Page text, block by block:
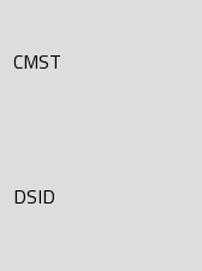
CMST
DSID